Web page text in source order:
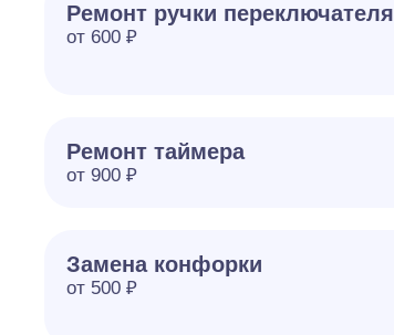
Ремонт ручки переключателя
от 600 ₽
Ремонт таймера
от 900 ₽
Замена конфорки
от 500 ₽